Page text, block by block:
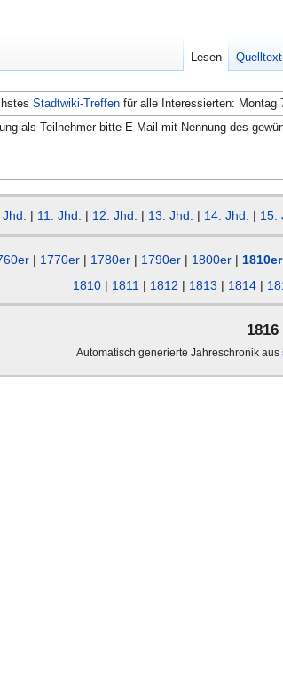
Stadtwiki-Treffen für alle Interessierten: Montag
als Teilnehmer bitte E-Mail mit Nennung des
| 11. Jhd. | 12. Jhd. | 13. Jhd. | 14. Jhd. | 15.
| 1770er | 1780er | 1790er | 1800er | 1810er
1810 | 1811 | 1812 | 1813 | 1814 |
1816
Automatisch generierte Jahreschronik aus
Lesen